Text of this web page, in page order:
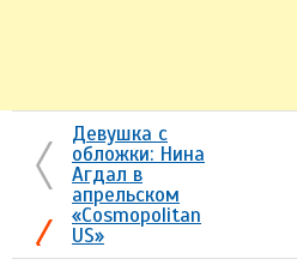
Девушка с
обложки: Нина
Агдал в
апрельском
«Cosmopolitan
US»